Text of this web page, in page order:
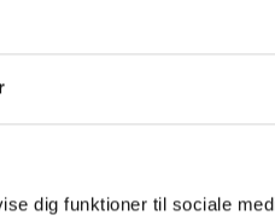
dig funktioner til sociale
Telefon88 77 49 00